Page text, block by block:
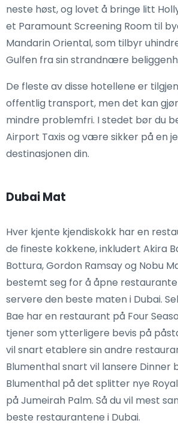
neste høst, og lovet å bringe litt
et Paramount Screening Room til
Mandarin Oriental, som tilbyr
Gulfen fra sin strandnære
De fleste av disse hotellene er
offentlig transport, men det kan
mindre problemfri. I stedet bør du
Airport Taxis og være sikker på en
destinasjonen din.
Dubai Mat
Hver kjente kjendiskokk har en
de fineste kokkene, inkludert Akira
Bottura, Gordon Ramsay og Nobu
bestemt seg for å åpne
servere den beste maten i Dubai.
Bae har en restaurant på Four
tjener som ytterligere bevis på
vil snart etablere sin andre
Blumenthal snart vil lansere Dinner
Blumenthal på det splitter nye
på Jumeirah Palm. Så du vil mest
beste restaurantene i Dubai.